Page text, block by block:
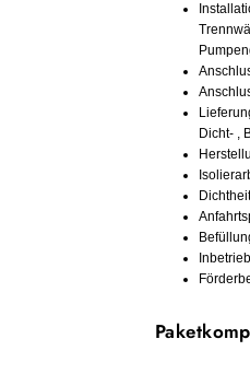
Dicht- ,